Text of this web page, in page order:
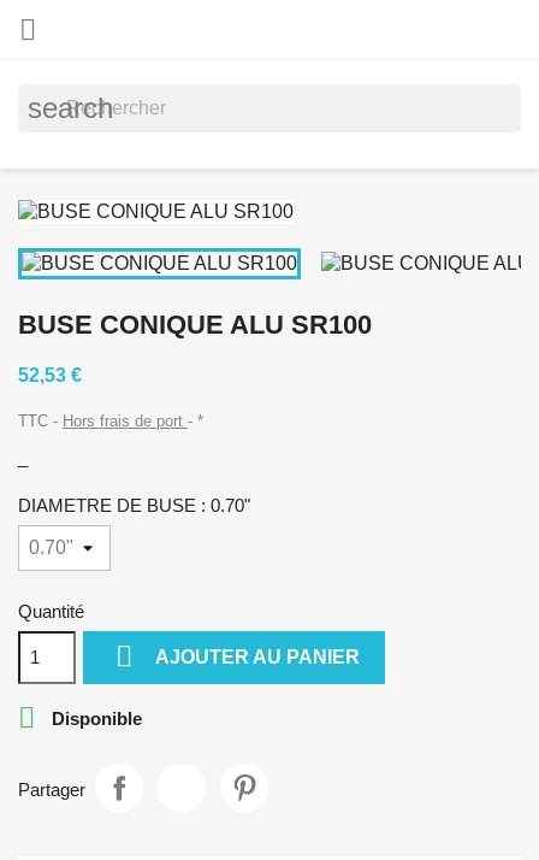

search
BUSE CONIQUE ALU SR100
52,53 €
TTC Hors frais de port *
DIAMETRE DE BUSE : 0.70"
Quantité
 AJOUTER AU PANIER
 Disponible
Partager